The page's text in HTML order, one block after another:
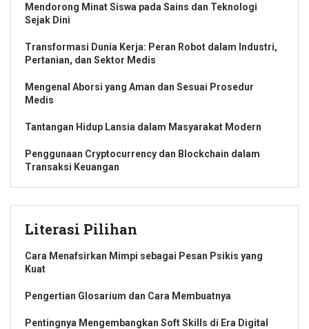
Mendorong Minat Siswa pada Sains dan Teknologi
Sejak Dini
Transformasi Dunia Kerja: Peran Robot dalam Industri,
Pertanian, dan Sektor Medis
Mengenal Aborsi yang Aman dan Sesuai Prosedur
Medis
Tantangan Hidup Lansia dalam Masyarakat Modern
Penggunaan Cryptocurrency dan Blockchain dalam
Transaksi Keuangan
Literasi Pilihan
Cara Menafsirkan Mimpi sebagai Pesan Psikis yang
Kuat
Pengertian Glosarium dan Cara Membuatnya
Pentingnya Mengembangkan Soft Skills di Era Digital